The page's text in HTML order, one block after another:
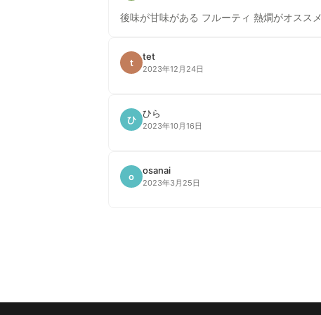
後味が甘味がある フルーティ 熱燗がオススメ
t
tet
2023年12月24日
ひ
ひら
2023年10月16日
o
osanai
2023年3月25日